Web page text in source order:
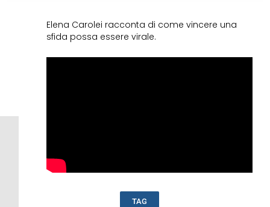
Elena Carolei racconta di come vincere una
sfida possa essere virale.
TAG